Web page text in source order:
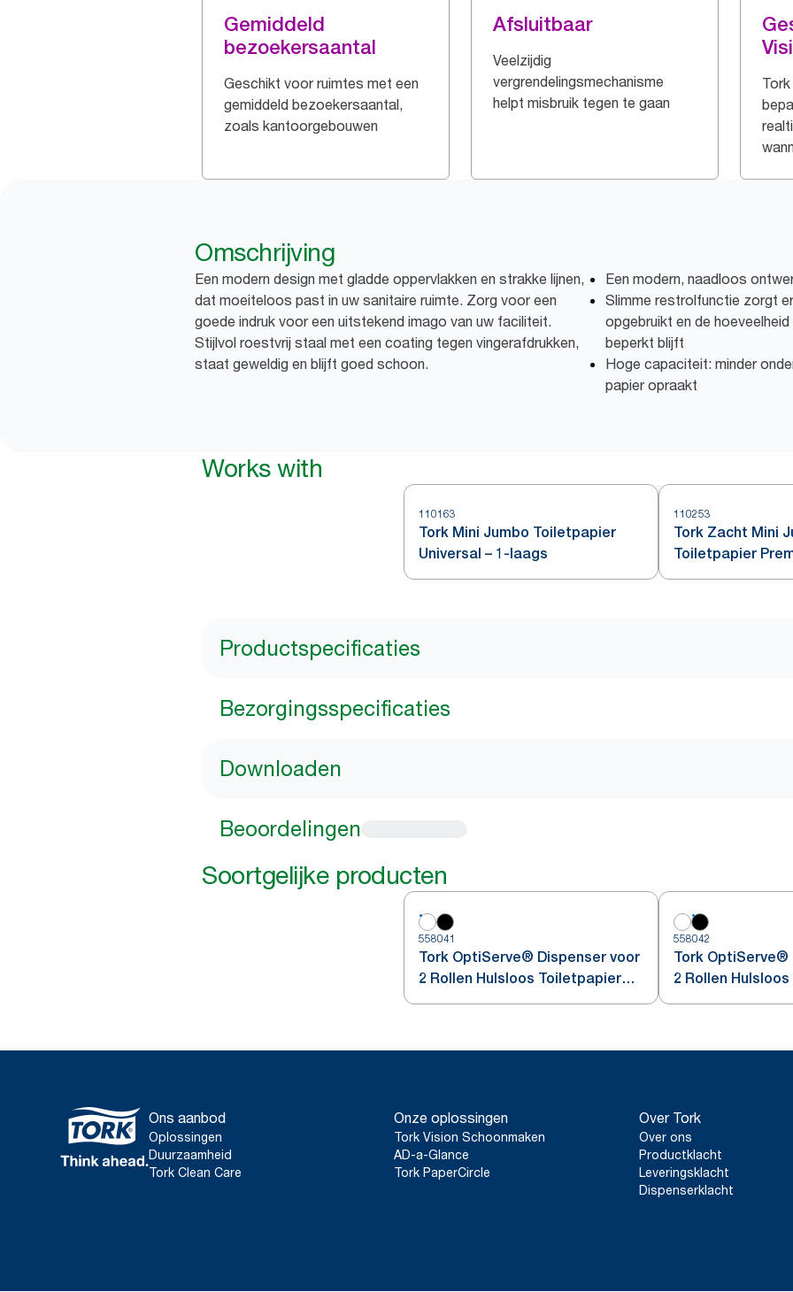
Gemiddeld
bezoekersaantal
Geschikt voor ruimtes met een
gemiddeld bezoekersaantal,
zoals kantoorgebouwen
Afsluitbaar
Veelzijdig
vergrendelingsmechanisme
helpt misbruik tegen te gaan
Omschrijving
Een modern design met gladde oppervlakken en strakke lijnen,
dat moeiteloos past in uw sanitaire ruimte. Zorg voor een
goede indruk voor een uitstekend imago van uw faciliteit.
Stijlvol roestvrij staal met een coating tegen vingerafdrukken,
staat geweldig en blijft goed schoon.
Een modern, naadloos
Slimme restrolfunctie zorgt
opgebruikt en de
beperkt blijft
Hoge capaciteit: minder
papier opraakt
Works with
110163
Tork Mini Jumbo Toiletpapier
Universal – 1-laags
110253
Tork Zacht Mini
Toiletpapier
Productspecificaties
Bezorgingsspecificaties
Downloaden
Beoordelingen
Soortgelijke producten
558041
Tork OptiServe® Dispenser voor
2 Rollen Hulsloos Toiletpapier
Wit T7
558042
Tork OptiServe®
2 Rollen
Zwart T7
Ons aanbod
Oplossingen
Duurzaamheid
Tork Clean Care
Onze oplossingen
Tork Vision Schoonmaken
AD-a-Glance
Tork PaperCircle
Over Tork
Over ons
Productklacht
Leveringsklacht
Dispenserklacht